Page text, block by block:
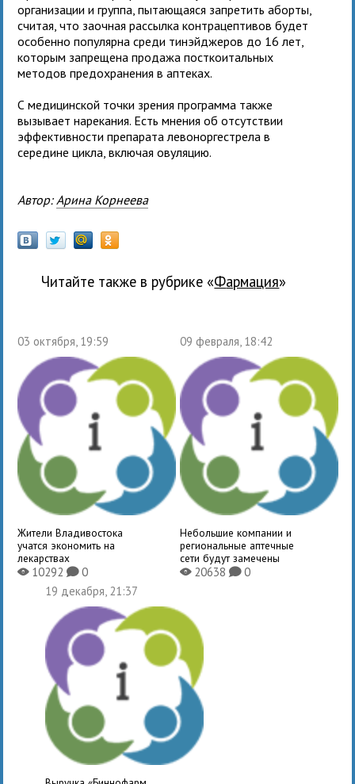
организации и группа, пытающаяся запретить аборты,
считая, что заочная рассылка контрацептивов будет
особенно популярна среди тинэйджеров до 16 лет,
которым запрещена продажа посткоитальных
методов предохранения в аптеках.
С медицинской точки зрения программа также
вызывает нарекания. Есть мнения об отсутствии
эффективности препарата левоноргестрела в
середине цикла, включая овуляцию.
Автор: Арина Корнеева
Читайте также в рубрике « фармация»
03 октября, 19:59
Жители Владивостока
учатся экономить на
лекарствах
X10292K0
09 февраля, 18:42
Небольшие компании и
региональные аптечные
сети будут замечены
X20638 K0
19 декабря, 21:37